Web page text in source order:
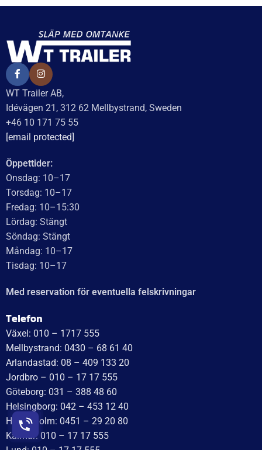
WT Trailer AB,
Idévägen 21, 312 62 Mellbystrand, Sweden
+46 10 171 75 55
[email protected]
Öppettider:
Onsdag: 10–17
Torsdag: 10–17
Fredag: 10–15:30
Lördag: Stängt
Söndag: Stängt
Måndag: 10–17
Tisdag: 10–17
Med reservation för eventuella felskrivningar
Telefon
Växel: 010 – 1717 555
Mellbystrand: 0430 – 68 61 40
Arlandastad: 08 – 409 133 20
Jordbro – 010 – 17 17 555
Göteborg: 031 – 388 48 60
Helsingborg: 042 – 453 12 40
Hässleholm: 0451 – 29 20 80
Kalmar: 010 – 17 17 555